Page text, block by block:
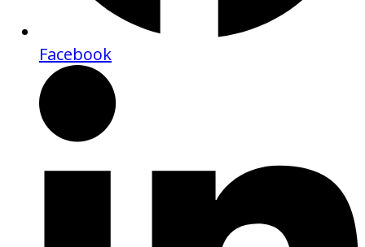
Facebook